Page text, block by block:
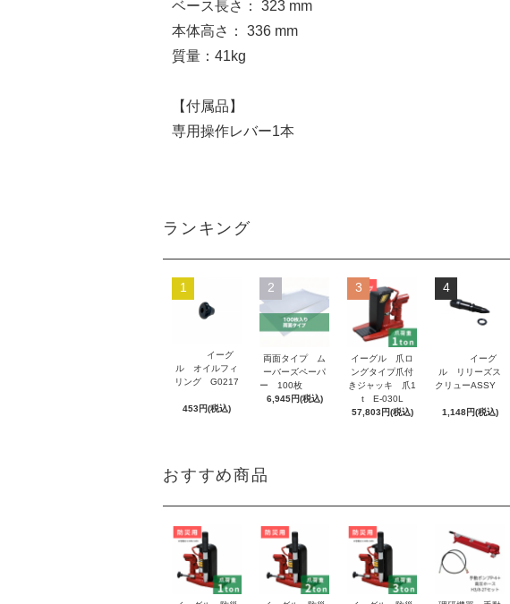
ベース長さ： 323 mm
本体高さ： 336 mm
質量：41kg
【付属品】
専用操作レバー1本
ランキング
1
イーグ
ル オイルフィ
リング G0217
453円(税込)
2
両面タイプ ム
ーバーズペーパ
ー 100枚
6,945円(税込)
3
イーグル 爪ロ
ングタイプ爪付
きジャッキ 爪1
t E-030L
57,803円(税込)
4
イーグ
ル リリーズス
クリューASSY
1,148円(税込)
おすすめ商品